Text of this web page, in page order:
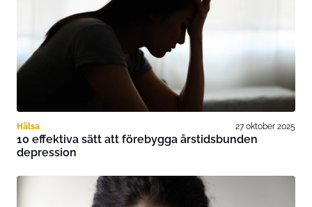
Hälsa 27 oktober 2025
10 effektiva sätt att förebygga årstidsbunden
depression